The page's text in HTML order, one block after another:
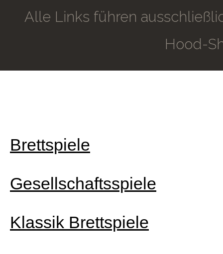
Alle Links führen
Hood-
Brettspiele
Gesellschaftsspiele
Klassik Brettspiele